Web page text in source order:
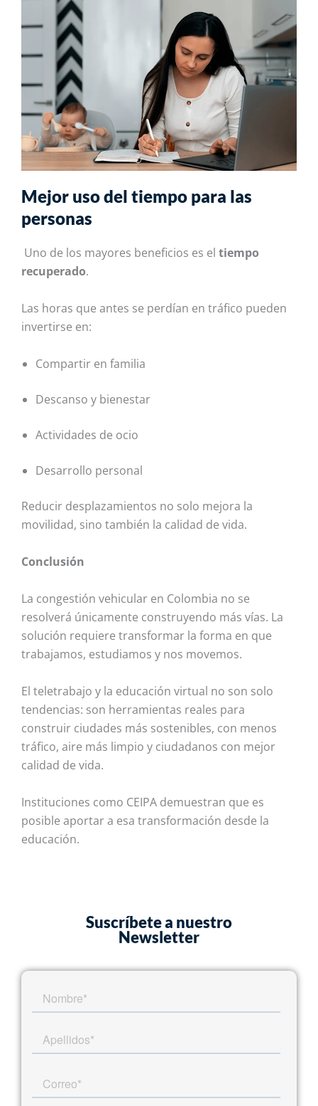
Mejor uso del tiempo para las
personas
Uno de los mayores beneficios es el tiempo
recuperado.
Las horas que antes se perdían en tráfico pueden
invertirse en:
Compartir en familia
Descanso y bienestar
Actividades de ocio
Desarrollo personal
Reducir desplazamientos no solo mejora la
movilidad, sino también la calidad de vida.
Conclusión
La congestión vehicular en Colombia no se
resolverá únicamente construyendo más vías. La
solución requiere transformar la forma en que
trabajamos, estudiamos y nos movemos.
El teletrabajo y la educación virtual no son solo
tendencias: son herramientas reales para
construir ciudades más sostenibles, con menos
tráfico, aire más limpio y ciudadanos con mejor
calidad de vida.
Instituciones como CEIPA demuestran que es
posible aportar a esa transformación desde la
educación.
Suscríbete a nuestro
Newsletter